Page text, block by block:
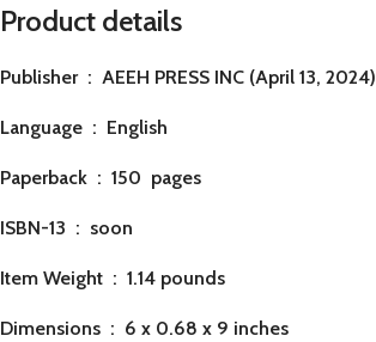
Product details
Publisher ‏ : ‎ AEEH PRESS INC (April 13, 2024)
Language ‏ : ‎ English
Paperback ‏ : ‎ 150 pages
ISBN-13 ‏ : ‎ soon
Item Weight ‏ : ‎ 1.14 pounds
Dimensions ‏ : ‎ 6 x 0.68 x 9 inches